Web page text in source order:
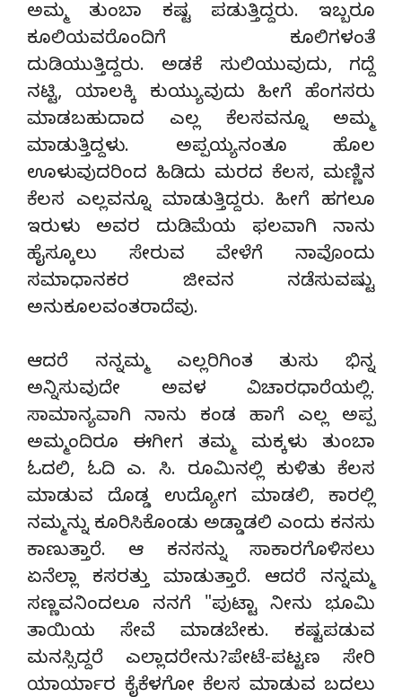
ಅಮ್ಮ ತುಂಬಾ ಕಷ್ಟ ಪಡುತ್ತಿದ್ದರು. ಇಬ್ಬರೂ
ಕೂಲಿಯವರೊಂದಿಗೆ ಕೂಲಿಗಳಂತೆ
ದುಡಿಯುತ್ತಿದ್ದರು. ಅಡಕೆ ಸುಲಿಯುವುದು, ಗದ್ದೆ
ನಟ್ಟಿ, ಯಾಲಕ್ಕಿ ಕುಯ್ಯುವುದು ಹೀಗೆ ಹೆಂಗಸರು
ಮಾಡಬಹುದಾದ ಎಲ್ಲ ಕೆಲಸವನ್ನೂ ಅಮ್ಮ
ಮಾಡುತ್ತಿದ್ದಳು. ಅಪ್ಪಯ್ಯನಂತೂ ಹೊಲ
ಊಳುವುದರಿಂದ ಹಿಡಿದು ಮರದ ಕೆಲಸ, ಮಣ್ಣಿನ
ಕೆಲಸ ಎಲ್ಲವನ್ನೂ ಮಾಡುತ್ತಿದ್ದರು. ಹೀಗೆ ಹಗಲೂ
ಇರುಳು ಅವರ ದುಡಿಮೆಯ ಫಲವಾಗಿ ನಾನು
ಹೈಸ್ಕೂಲು ಸೇರುವ ವೇಳೆಗೆ ನಾವೊಂದು
ಸಮಾಧಾನಕರ ಜೀವನ ನಡೆಸುವಷ್ಟು
ಅನುಕೂಲವಂತರಾದೆವು.
ಆದರೆ ನನ್ನಮ್ಮ ಎಲ್ಲರಿಗಿಂತ ತುಸು ಭಿನ್ನ
ಅನ್ನಿಸುವುದೇ ಅವಳ ವಿಚಾರಧಾರೆಯಲ್ಲಿ.
ಸಾಮಾನ್ಯವಾಗಿ ನಾನು ಕಂಡ ಹಾಗೆ ಎಲ್ಲ ಅಪ್ಪ
ಅಮ್ಮಂದಿರೂ ಈಗೀಗ ತಮ್ಮ ಮಕ್ಕಳು ತುಂಬಾ
ಓದಲಿ, ಓದಿ ಎ. ಸಿ. ರೂಮಿನಲ್ಲಿ ಕುಳಿತು ಕೆಲಸ
ಮಾಡುವ ದೊಡ್ಡ ಉದ್ಯೋಗ ಮಾಡಲಿ, ಕಾರಲ್ಲಿ
ನಮ್ಮನ್ನು ಕೂರಿಸಿಕೊಂಡು ಅಡ್ಡಾಡಲಿ ಎಂದು ಕನಸು
ಕಾಣುತ್ತಾರೆ. ಆ ಕನಸನ್ನು ಸಾಕಾರಗೊಳಿಸಲು
ಏನೆಲ್ಲಾ ಕಸರತ್ತು ಮಾಡುತ್ತಾರೆ. ಆದರೆ ನನ್ನಮ್ಮ
ಸಣ್ಣವನಿಂದಲೂ ನನಗೆ "ಪುಟ್ಟಾ ನೀನು ಭೂಮಿ
ತಾಯಿಯ ಸೇವೆ ಮಾಡಬೇಕು. ಕಷ್ಟಪಡುವ
ಮನಸ್ಸಿದ್ದರೆ ಎಲ್ಲಾದರೇನು?ಪೇಟೆ-ಪಟ್ಟಣ ಸೇರಿ
ಯಾರ್ಯಾರ ಕೈಕೆಳಗೋ ಕೆಲಸ ಮಾಡುವ ಬದಲು